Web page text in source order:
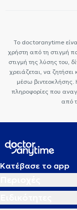
Το doctoranytime
χρήστη από τη στιγμή
στιγμή της λύσης του,
χρειάζεται, να
μέσω
πληροφορίες που
από
Κατέβασε το app